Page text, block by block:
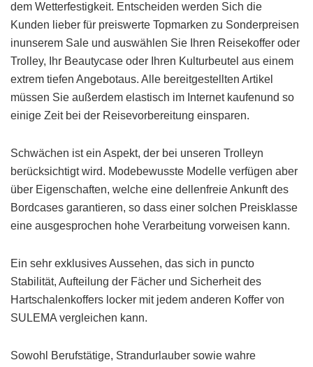
dem Wetterfestigkeit. Entscheiden werden Sich die
Kunden lieber für preiswerte Topmarken zu Sonderpreisen
inunserem Sale und auswählen Sie Ihren Reisekoffer oder
Trolley, Ihr Beautycase oder Ihren Kulturbeutel aus einem
extrem tiefen Angebotaus. Alle bereitgestellten Artikel
müssen Sie außerdem elastisch im Internet kaufenund so
einige Zeit bei der Reisevorbereitung einsparen.
Schwächen ist ein Aspekt, der bei unseren Trolleyn
berücksichtigt wird. Modebewusste Modelle verfügen aber
über Eigenschaften, welche eine dellenfreie Ankunft des
Bordcases garantieren, so dass einer solchen Preisklasse
eine ausgesprochen hohe Verarbeitung vorweisen kann.
Ein sehr exklusives Aussehen, das sich in puncto
Stabilität, Aufteilung der Fächer und Sicherheit des
Hartschalenkoffers locker mit jedem anderen Koffer von
SULEMA vergleichen kann.
Sowohl Berufstätige, Strandurlauber sowie wahre